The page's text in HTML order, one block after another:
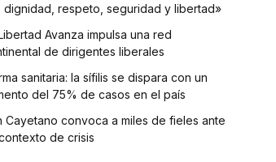
dignidad, respeto, seguridad y libertad»
Avanza impulsa una red
de dirigentes liberales
sanitaria: la sífilis se dispara con un
del 75% de casos en el país
Cayetano convoca a miles de fieles ante
de crisis